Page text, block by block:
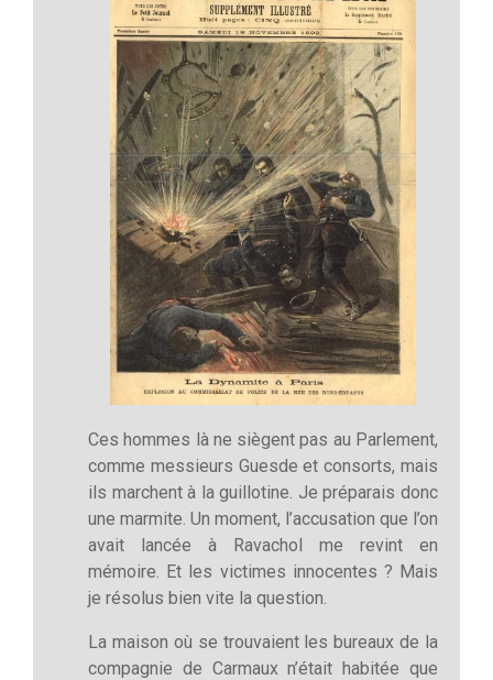
Ces hommes là ne siègent pas au Parlement,
comme messieurs Guesde et consorts, mais
ils marchent à la guillotine. Je préparais donc
une marmite. Un moment, l’accusation que l’on
avait lancée à Ravachol me revint en
mémoire. Et les victimes innocentes ? Mais
je résolus bien vite la question.
La maison où se trouvaient les bureaux de la
compagnie de Carmaux n’était habitée que